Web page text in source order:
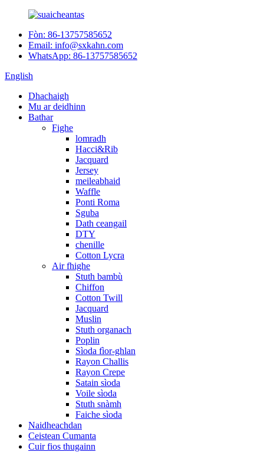
Fòn: 86-13757585652
Email: info@sxkahn.com
WhatsApp: 86-13757585652
English
Dhachaigh
Mu ar deidhinn
Bathar
Fighe
lomradh
Hacci&Rib
Jacquard
Jersey
meileabhaid
Waffle
Ponti Roma
Sguba
Dath ceangail
DTY
chenille
Cotton Lycra
Air fhighe
Stuth bambù
Chiffon
Cotton Twill
Jacquard
Muslin
Stuth organach
Poplin
Sìoda fìor-ghlan
Rayon Challis
Rayon Crepe
Satain sìoda
Voile sìoda
Stuth snàmh
Faiche sìoda
Naidheachdan
Ceistean Cumanta
Cuir fios thugainn